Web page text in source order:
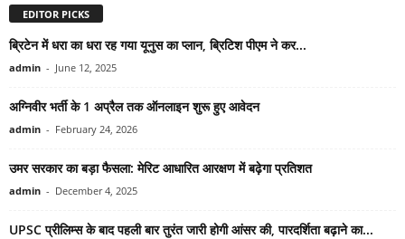
EDITOR PICKS
ब्रिटेन में धरा का धरा रह गया यूनुस का प्लान, ब्रिटिश पीएम ने कर...
admin - June 12, 2025
अग्निवीर भर्ती के 1 अप्रैल तक ऑनलाइन शुरू हुए आवेदन
admin - February 24, 2026
उमर सरकार का बड़ा फैसला: मेरिट आधारित आरक्षण में बढ़ेगा प्रतिशत
admin - December 4, 2025
UPSC प्रीलिम्स के बाद पहली बार तुरंत जारी होगी आंसर की, पारदर्शिता बढ़ाने का...